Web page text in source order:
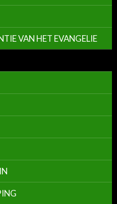
VAN HET EVANGELIE